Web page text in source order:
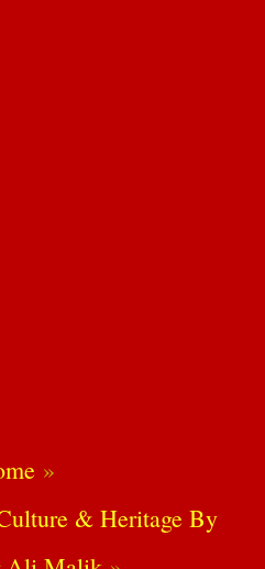
& Heritage By